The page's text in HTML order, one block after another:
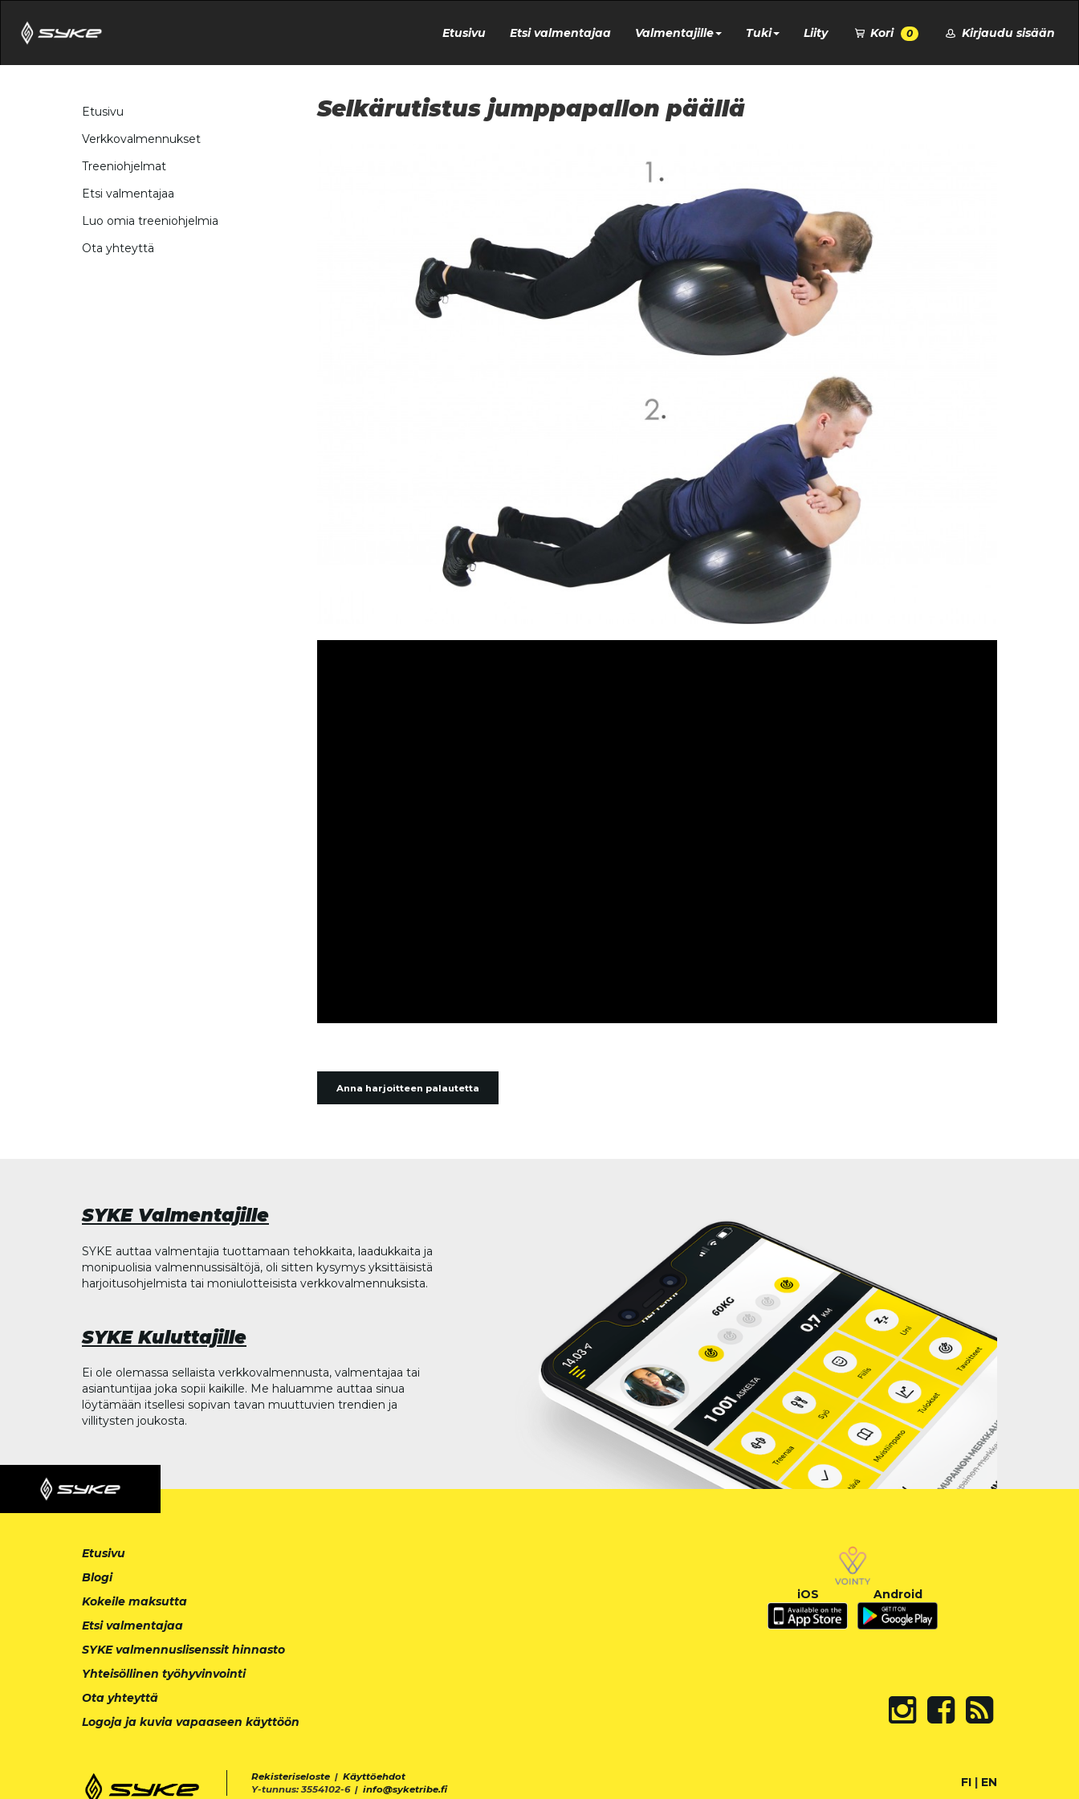
Etusivu Etsi valmentajaa Valmentajille Tuki Liity Kori 0 Kirjaudu sisään
Etusivu
Verkkovalmennukset
Treeniohjelmat
Etsi valmentajaa
Luo omia treeniohjelmia
Ota yhteyttä
Selkärutistus jumppapallon päällä
Anna harjoitteen palautetta
SYKE Valmentajille
SYKE auttaa valmentajia tuottamaan tehokkaita, laadukkaita ja
monipuolisia valmennussisältöjä, oli sitten kysymys yksittäisistä
harjoitusohjelmista tai moniulotteisista verkkovalmennuksista.
SYKE Kuluttajille
Ei ole olemassa sellaista verkkovalmennusta, valmentajaa tai
asiantuntijaa joka sopii kaikille. Me haluamme auttaa sinua
löytämään itsellesi sopivan tavan muuttuvien trendien ja
villitysten joukosta.
Etusivu
Blogi
Kokeile maksutta
Etsi valmentajaa
SYKE valmennuslisenssit hinnasto
Yhteisöllinen työhyvinvointi
Ota yhteyttä
Logoja ja kuvia vapaaseen käyttöön
Rekisteriseloste | Käyttöehdot
Y-tunnus: 3554102-6 | info@syketribe.fi
iOS Android
FI | EN